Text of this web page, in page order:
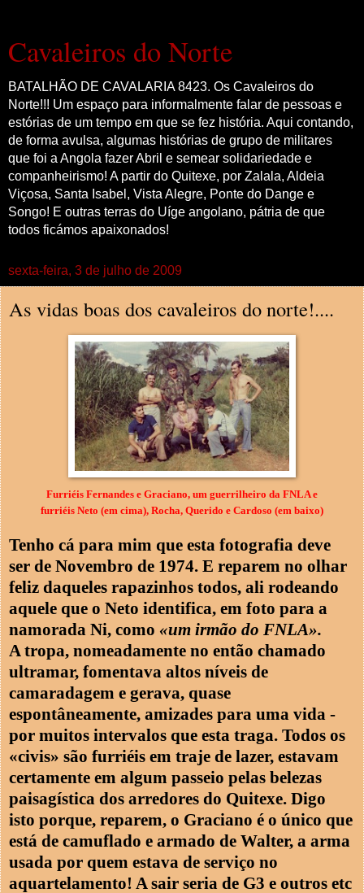
Cavaleiros do Norte
BATALHÃO DE CAVALARIA 8423. Os Cavaleiros do
Norte!!! Um espaço para informalmente falar de pessoas e
estórias de um tempo em que se fez história. Aqui contando,
de forma avulsa, algumas histórias de grupo de militares
que foi a Angola fazer Abril e semear solidariedade e
companheirismo! A partir do Quitexe, por Zalala, Aldeia
Viçosa, Santa Isabel, Vista Alegre, Ponte do Dange e
Songo! E outras terras do Uíge angolano, pátria de que
todos ficámos apaixonados!
sexta-feira, 3 de julho de 2009
As vidas boas dos cavaleiros do norte!....
Furriéis Fernandes e Graciano, um guerrilheiro da FNLA e
furriéis Neto (em cima), Rocha, Querido e Cardoso (em baixo)
Tenho cá para mim que esta fotografia deve
ser de Novembro de 1974. E reparem no olhar
feliz daqueles rapazinhos todos, ali rodeando
aquele que o Neto identifica, em foto para a
namorada Ni, como «um irmão do FNLA».
A tropa, nomeadamente no então chamado
ultramar, fomentava altos níveis de
camaradagem e gerava, quase
espontâneamente, amizades para uma vida -
por muitos intervalos que esta traga. Todos os
«civis» são furriéis em traje de lazer, estavam
certamente em algum passeio pelas belezas
paisagística dos arredores do Quitexe. Digo
isto porque, reparem, o Graciano é o único que
está de camuflado e armado de Walter, a arma
usada por quem estava de serviço no
aquartelamento! A sair seria de G3 e outros etc